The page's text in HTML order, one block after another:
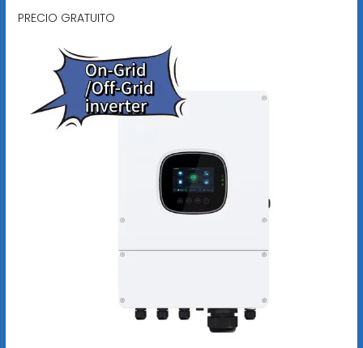
PRECIO GRATUITO